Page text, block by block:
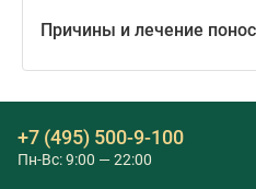
Причины и лечение
+7 (495) 500-9-100
Пн-Вс: 9:00 — 22:00